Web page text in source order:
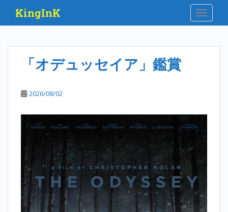
i
KingInK
「オデュッセイア」鑑賞
2026/08/02